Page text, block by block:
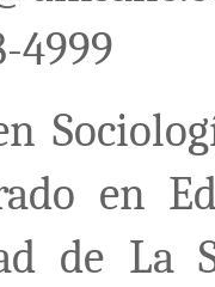
4999
en
de La